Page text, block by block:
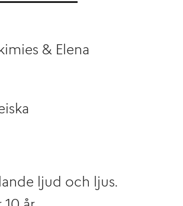
& Elena
ljud och ljus.